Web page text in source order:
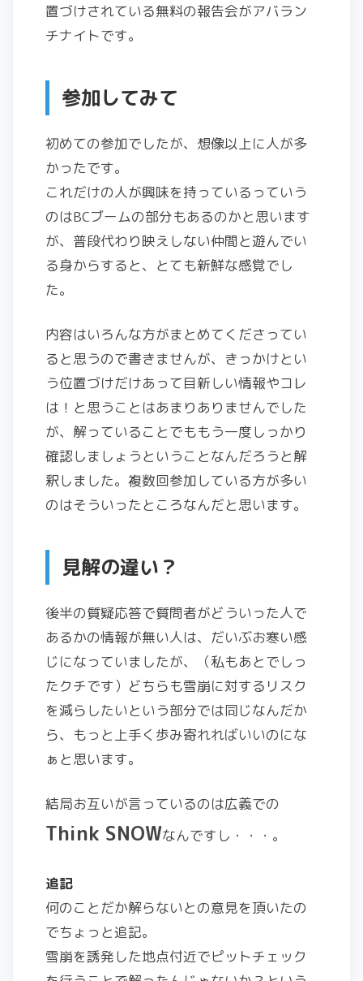
置づけされている無料の報告会がアバラン
チナイトです。
参加してみて
初めての参加でしたが、想像以上に人が多
かったです。
これだけの人が興味を持っているっていう
のはBCブームの部分もあるのかと思います
が、普段代わり映えしない仲間と遊んでい
る身からすると、とても新鮮な感覚でし
た。
内容はいろんな方がまとめてくださってい
ると思うので書きませんが、きっかけとい
う位置づけだけあって目新しい情報やコレ
は！と思うことはあまりありませんでした
が、解っていることでももう一度しっかり
確認しましょうということなんだろうと解
釈しました。複数回参加している方が多い
のはそういったところなんだと思います。
見解の違い？
後半の質疑応答で質問者がどういった人で
あるかの情報が無い人は、だいぶお寒い感
じになっていましたが、（私もあとでしっ
たクチです）どちらも雪崩に対するリスク
を減らしたいという部分では同じなんだか
ら、もっと上手く歩み寄れればいいのにな
ぁと思います。
結局お互いが言っているのは広義での
Think SNOWなんですし・・・。
追記
何のことだか解らないとの意見を頂いたの
でちょっと追記。
雪崩を誘発した地点付近でピットチェック